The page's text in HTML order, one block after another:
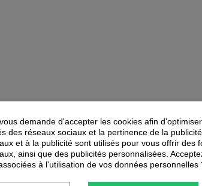
ÉGALEMENT VOUS
-61% PROMOTION
- 25%
demande d'accepter les cookies afin
des réseaux sociaux et la pertinence de la
et à la publicité sont utilisés pour vous offrir des
ainsi que des publicités personnalisées.
à l'utilisation de vos données personnelles